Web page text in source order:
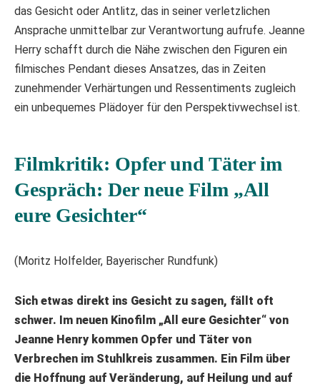
das Gesicht oder Antlitz, das in seiner verletzlichen
Ansprache unmittelbar zur Verantwortung aufrufe. Jeanne
Herry schafft durch die Nähe zwischen den Figuren ein
filmisches Pendant dieses Ansatzes, das in Zeiten
zunehmender Verhärtungen und Ressentiments zugleich
ein unbequemes Plädoyer für den Perspektivwechsel ist.
Filmkritik: Opfer und Täter im
Gespräch: Der neue Film „All
eure Gesichter“
(Moritz Holfelder, Bayerischer Rundfunk)
Sich etwas direkt ins Gesicht zu sagen, fällt oft
schwer. Im neuen Kinofilm „All eure Gesichter“ von
Jeanne Henry kommen Opfer und Täter von
Verbrechen im Stuhlkreis zusammen. Ein Film über
die Hoffnung auf Veränderung, auf Heilung und auf